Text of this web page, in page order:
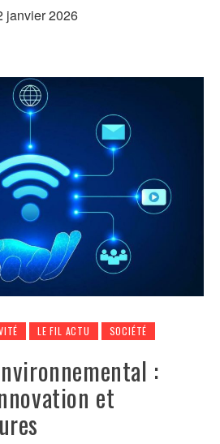
janvier 2026
LE FIL ACTU SOCIÉTÉ
:
et